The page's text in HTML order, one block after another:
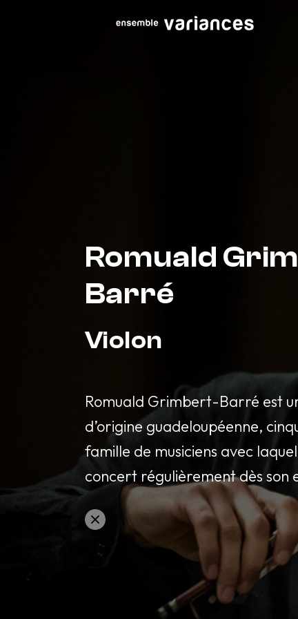
Romuald
Barré
Violon
Romuald Grimbert-Barré est
d’origine guadeloupéenne,
famille de musiciens avec
concert régulièrement dès son